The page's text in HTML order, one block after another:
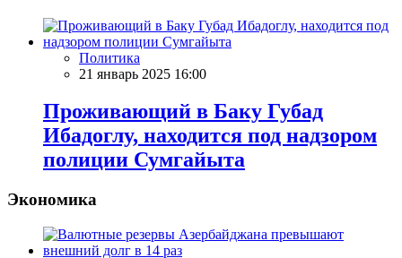
Политика
21 январь 2025 16:00
Проживающий в Баку Губад
Ибадоглу, находится под надзором
полиции Сумгайыта
Экономика